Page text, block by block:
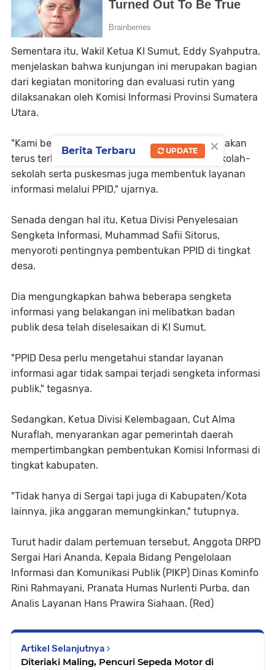
Sementara itu, Wakil Ketua KI Sumut, Eddy Syahputra,
menjelaskan bahwa kunjungan ini merupakan bagian
dari kegiatan monitoring dan evaluasi rutin yang
dilaksanakan oleh Komisi Informasi Provinsi Sumatera
Utara.
"Kami berharap PPID di seluruh desa di Sergai akan
terus terbentuk dan kami mengimbau agar sekolah-
sekolah serta puskesmas juga membentuk layanan
informasi melalui PPID," ujarnya.
Senada dengan hal itu, Ketua Divisi Penyelesaian
Sengketa Informasi, Muhammad Safii Sitorus,
menyoroti pentingnya pembentukan PPID di tingkat
desa.
Dia mengungkapkan bahwa beberapa sengketa
informasi yang belakangan ini melibatkan badan
publik desa telah diselesaikan di KI Sumut.
"PPID Desa perlu mengetahui standar layanan
informasi agar tidak sampai terjadi sengketa informasi
publik," tegasnya.
Sedangkan, Ketua Divisi Kelembagaan, Cut Alma
Nuraflah, menyarankan agar pemerintah daerah
mempertimbangkan pembentukan Komisi Informasi di
tingkat kabupaten.
"Tidak hanya di Sergai tapi juga di Kabupaten/Kota
lainnya, jika anggaran memungkinkan," tutupnya.
Turut hadir dalam pertemuan tersebut, Anggota DRPD
Sergai Hari Ananda, Kepala Bidang Pengelolaan
Informasi dan Komunikasi Publik (PIKP) Dinas Kominfo
Rini Rahmayani, Pranata Humas Nurlenti Purba, dan
Analis Layanan Hans Prawira Siahaan. (Red)
Artikel Selanjutnya
Diteriaki Maling, Pencuri Sepeda Motor di
×
Berita Terbaru UPDATE